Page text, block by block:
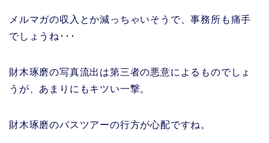
メルマガの収入とか減っちゃいそうで、事務所も痛手
でしょうね･･･
財木琢磨の写真流出は第三者の悪意によるものでしょ
うが、あまりにもキツい一撃。
財木琢磨のバスツアーの行方が心配ですね。